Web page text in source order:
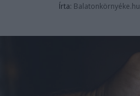
Írta: Balatonkörnyéke.hu